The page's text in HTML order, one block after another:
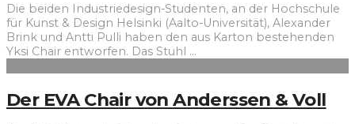
Die beiden Industriedesign-Studenten, an der Hochschule
für Kunst & Design Helsinki (Aalto-Universität), Alexander
Brink und Antti Pulli haben den aus Karton bestehenden
Yksi Chair entworfen. Das Stuhl ...
Der EVA Chair von Anderssen & Voll